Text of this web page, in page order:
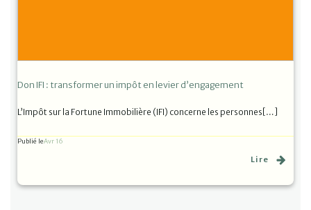
Don IFI : transformer un impôt en levier d’engagement
L’Impôt sur la Fortune Immobilière (IFI) concerne les personnes[…]
Publié leAvr 16
Lire